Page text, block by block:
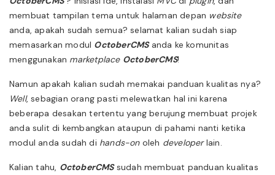
membuat tampilan tema untuk halaman depan website
anda, apakah sudah semua? selamat kalian sudah siap
memasarkan modul OctoberCMSanda ke komunitas
menggunakan marketplace OctoberCMS!
Namun apakah kalian sudah memakai panduan kualitas nya?
Well, sebagian orang pasti melewatkan hal ini karena
beberapa desakan tertentu yang berujung membuat projek
anda sulit di kembangkan ataupun di pahami nanti ketika
modul anda sudah di hands-onoleh developerlain.
Kalian tahu, OctoberCMSsudah membuat panduan kualitas